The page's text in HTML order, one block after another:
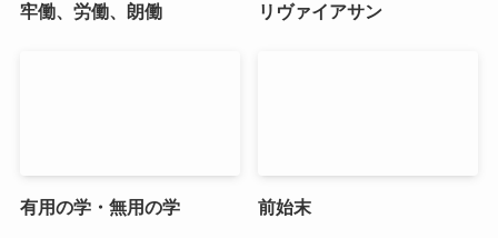
牢働、労働、朗働 リヴァイアサン
有用の学・無用の学 前始末